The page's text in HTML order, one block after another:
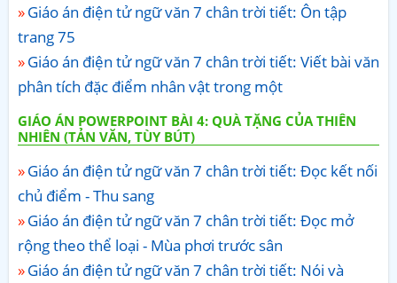
Giáo án điện tử ngữ văn 7 chân trời tiết: Ôn tập
trang 75
Giáo án điện tử ngữ văn 7 chân trời tiết: Viết bài văn
phân tích đặc điểm nhân vật trong một
GIÁO ÁN POWERPOINT BÀI 4: QUÀ TẶNG CỦA THIÊN
NHIÊN (TẢN VĂN, TÙY BÚT)
Giáo án điện tử ngữ văn 7 chân trời tiết: Đọc kết nối
chủ điểm - Thu sang
Giáo án điện tử ngữ văn 7 chân trời tiết: Đọc mở
rộng theo thể loại - Mùa phơi trước sân
Giáo án điện tử ngữ văn 7 chân trời tiết: Nói và